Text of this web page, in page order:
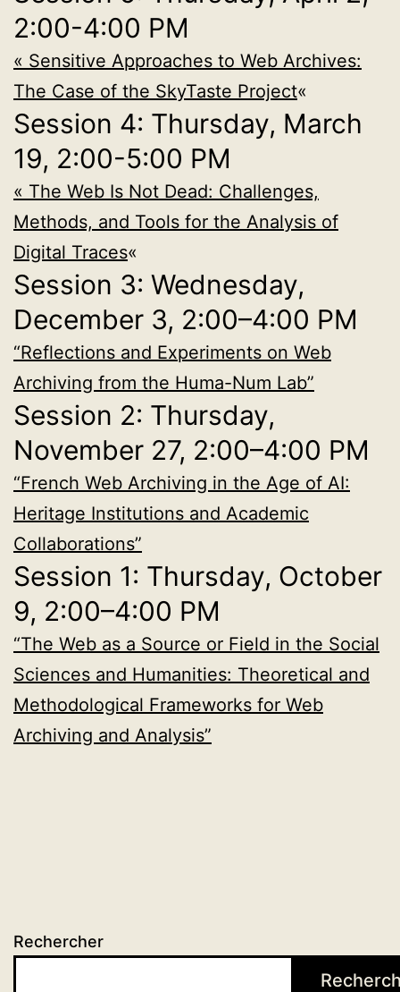
2:00-4:00 PM
« Sensitive Approaches to Web Archives:
The Case of the SkyTaste Project«
Session 4: Thursday, March
19, 2:00-5:00 PM
« The Web Is Not Dead: Challenges,
Methods, and Tools for the Analysis of
Digital Traces«
Session 3: Wednesday,
December 3, 2:00–4:00 PM
“Reflections and Experiments on Web
Archiving from the Huma-Num Lab”
Session 2: Thursday,
November 27, 2:00–4:00 PM
“French Web Archiving in the Age of AI:
Heritage Institutions and Academic
Collaborations”
Session 1: Thursday, October
9, 2:00–4:00 PM
“The Web as a Source or Field in the Social
Sciences and Humanities: Theoretical and
Methodological Frameworks for Web
Archiving and Analysis”
Rechercher